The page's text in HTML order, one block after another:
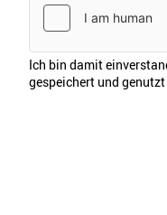
Ich bin damit
gespeichert und